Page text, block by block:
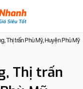
Thị trấn Phù Mỹ, Huyện Phù Mỹ
Thị trấn